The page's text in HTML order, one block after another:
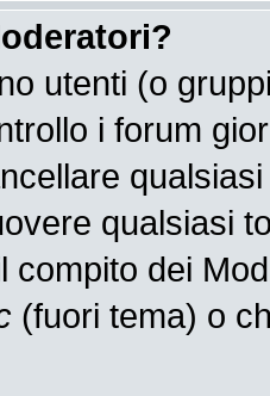
utenti (o
i forum
qualsiasi
compito dei
(fuori tema) o